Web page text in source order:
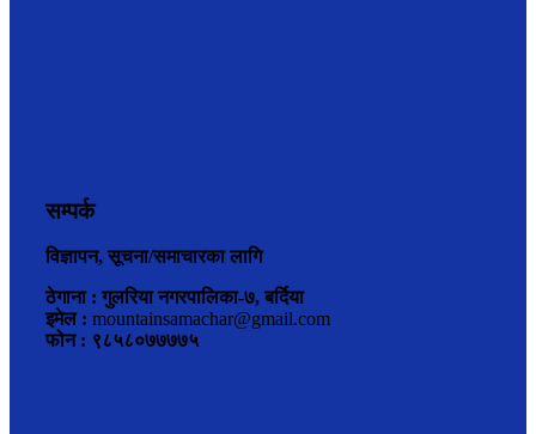
सम्पर्क
विज्ञापन, सूचना/समाचारका लागि
ठेगाना : गुलरिया नगरपालिका-७, बर्दिया
इमेल : mountainsamachar@gmail.com
फोन : ९८५८०७७७७५